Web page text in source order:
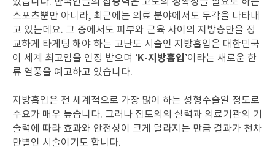
스포츠뿐만 아니라, 최근에는 의료 분야에서도 두각을 나타내
고 있는데요. 그 중에서도 피부와 근육 사이의 지방층만을 정
교하게 타게팅 해야 하는 고난도 시술인 지방흡입은 대한민국
이 세계 최고임을 인정 받으며 ‘K-지방흡입’이라는 새로운 한
류 열풍을 예고하고 있습니다.
지방흡입은 전 세계적으로 가장 많이 하는 성형수술일 정도로
수요가 매우 높습니다. 그러나 집도의의 실력과 의료기관의 기
술력에 따라 효과와 안전성이 크게 달라지는 만큼 결과가 천차
만별인 시술이기도 합니다.